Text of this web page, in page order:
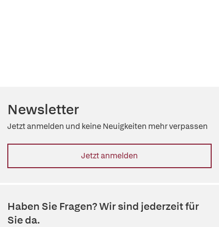
Newsletter
Jetzt anmelden und keine Neuigkeiten mehr verpassen
Jetzt anmelden
Haben Sie Fragen? Wir sind jederzeit für
Sie da.